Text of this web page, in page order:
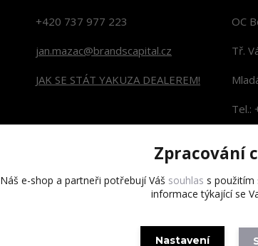
+420 737 977 223
jan.mazac@brandscapital.cz
JAK SE STÁT YAKUZA DEALEREM!
OC
Tř.
Tel.:
Copyright 2020
Zpracování
Náš e-shop a partneři potřebují Váš souhlas s použitím
informace týkající se
Nastavení